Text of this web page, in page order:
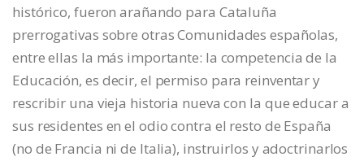
histórico, fueron arañando para Cataluña
prerrogativas sobre otras Comunidades españolas,
entre ellas la más importante: la competencia de la
Educación, es decir, el permiso para reinventar y
rescribir una vieja historia nueva con la que educar a
sus residentes en el odio contra el resto de España
(no de Francia ni de Italia), instruirlos y adoctrinarlos